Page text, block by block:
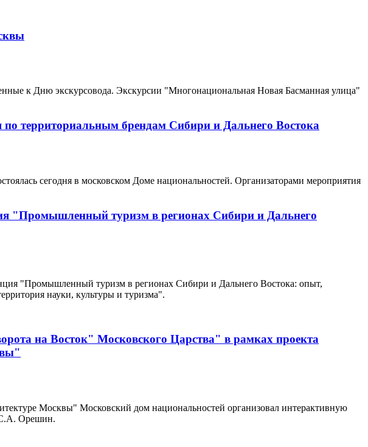
к Дню экскурсовода. Экскурсии "Многонациональная Новая Басманная улица"
территориальным брендам Сибири и Дальнего Востока
сегодня в московском Доме национальностей. Организаторами мероприятия
"Промышленный туризм в регионах Сибири и Дальнего
"Промышленный туризм в регионах Сибири и Дальнего Востока: опыт,
науки, культуры и туризма".
на Восток" Московского Царства" в рамках проекта
Москвы" Московский дом национальностей организовал интерактивную
С.А. Орешин.